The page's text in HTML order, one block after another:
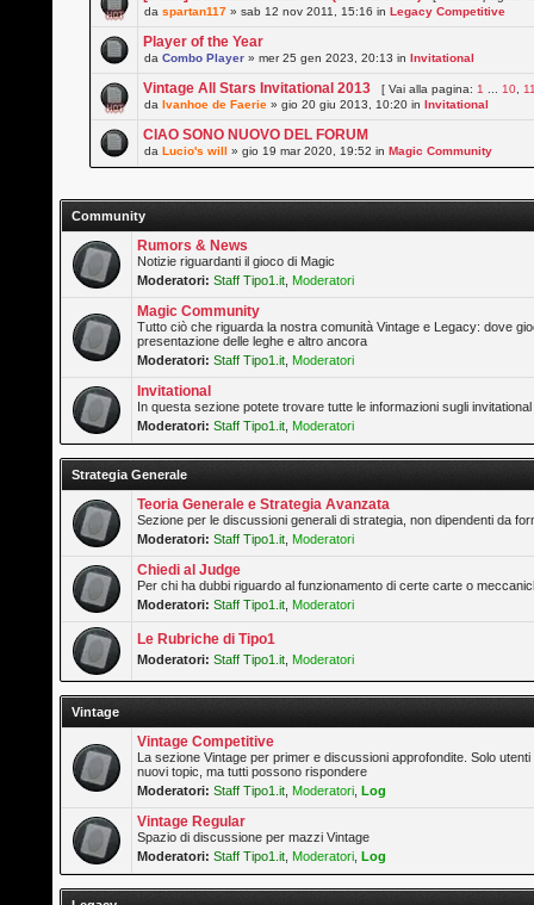
daspartan117 » sab 12 nov 2011, 15:16 inLegacy Competitive
Player of the Year
daCombo Player » mer 25 gen 2023, 20:13 inInvitational
Vintage All Stars Invitational 2013 [ Vai alla pagina: 1 10
daIvanhoe de Faerie » gio 20 giu 2013, 10:20 inInvitational
CIAO SONO NUOVO DEL FORUM
daLucio's will » gio 19 mar 2020, 19:52 inMagic Community
Community
Rumors & News
Notizie riguardanti il gioco di Magic
Moderatori: Staff Tipo1.it Moderatori
Magic Community
Tutto ciò che riguarda la nostra comunità Vintage e Legacy: dove
presentazione delle leghe e altro ancora
Moderatori: Staff Tipo1.it Moderatori
Invitational
In questa sezione potete trovare tutte le informazioni sugli
Moderatori: Staff Tipo1.it Moderatori
Strategia Generale
Teoria Generale e Strategia Avanzata
Sezione per le discussioni generali di strategia, non dipendenti da
Moderatori: Staff Tipo1.it Moderatori
Chiedi al Judge
Per chi ha dubbi riguardo al funzionamento di certe carte o
Moderatori: Staff Tipo1.it Moderatori
Le Rubriche di Tipo1
Moderatori: Staff Tipo1.it Moderatori
Vintage
Vintage Competitive
La sezione Vintage per primer e discussioni approfondite. Solo
nuovi topic, ma tutti possono rispondere
Moderatori: Staff Tipo1.it Moderatori ,Log
Vintage Regular
Spazio di discussione per mazzi Vintage
Moderatori: Staff Tipo1.it Moderatori ,Log